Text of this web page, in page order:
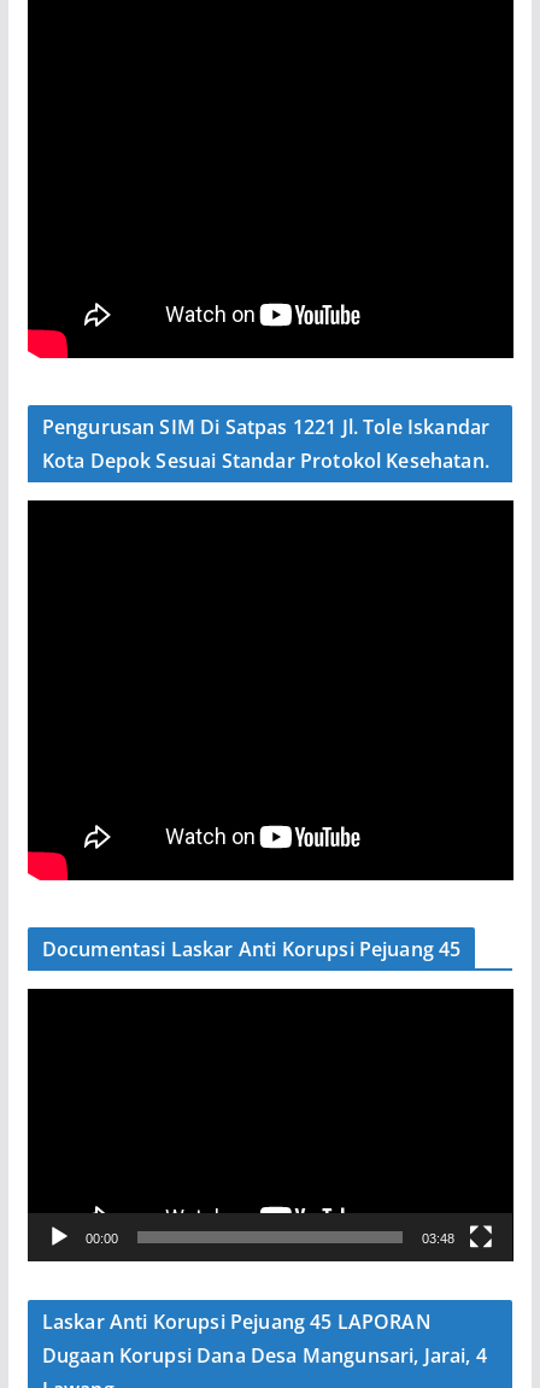
Pengurusan SIM Di Satpas 1221 Jl. Tole Iskandar
Kota Depok Sesuai Standar Protokol Kesehatan.
Documentasi Laskar Anti Korupsi Pejuang 45
V
e
00:00 03:48
Laskar Anti Korupsi Pejuang 45 LAPORAN
Dugaan Korupsi Dana Desa Mangunsari, Jarai, 4